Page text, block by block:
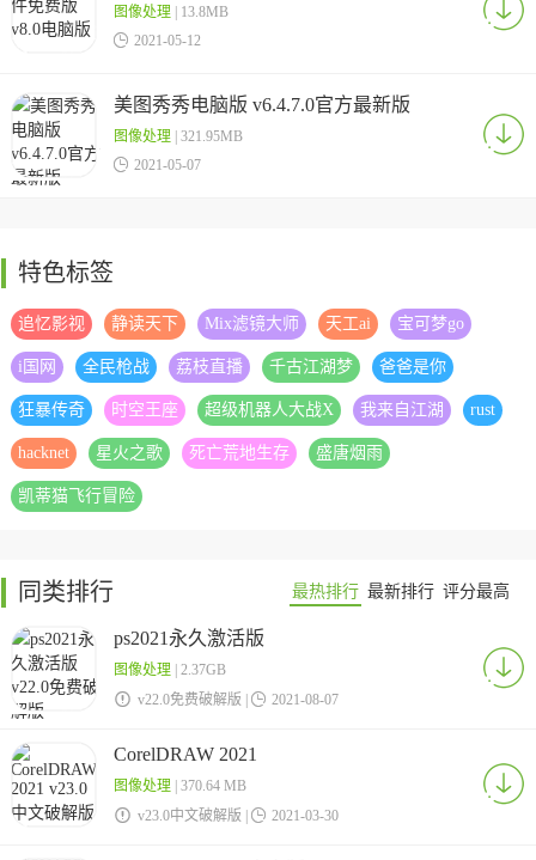
图像处理| 13.8MB
 2021-05-12
美图秀秀电脑版 v6.4.7.0官方最新版
图像处理| 321.95MB
 2021-05-07
特色标签
追忆影视 静读天下 Mix滤镜大师 天工ai 宝可梦go
i国网 全民枪战 荔枝直播 千古江湖梦 爸爸是你
狂暴传奇 时空王座 超级机器人大战X 我来自江湖 rust
hacknet 星火之歌 死亡荒地生存 盛唐烟雨
凯蒂猫飞行冒险
同类排行 最热排行 最新排行 评分最高
ps2021永久激活版
图像处理| 2.37GB
 v22.0免费破解版 |  2021-08-07
CorelDRAW 2021
图像处理| 370.64 MB
 v23.0中文破解版 |  2021-03-30